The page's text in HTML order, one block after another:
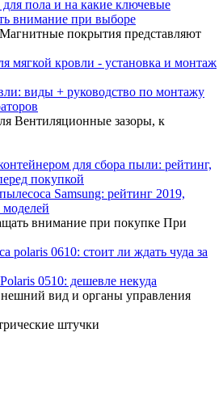
пола и на какие ключевые
внимание при выборе
покрытия представляют
виды + руководство по монтажу
Вентиляционные зазоры, к
Samsung: рейтинг 2019,
моделей
внимание при покупке При
0510: дешевле некуда
вид и органы управления
штучки